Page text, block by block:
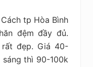
Cách tp Hòa Bình
đệm đầy đủ.
đẹp. Giá 40-
sáng thì 90-100k